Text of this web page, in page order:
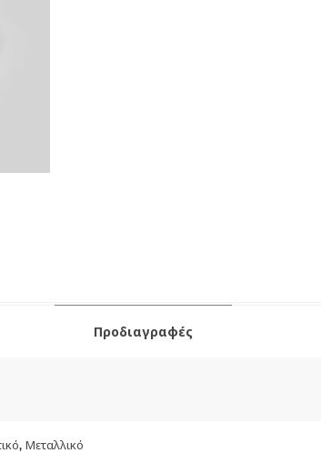
Προδιαγραφές
Μεταλλικό